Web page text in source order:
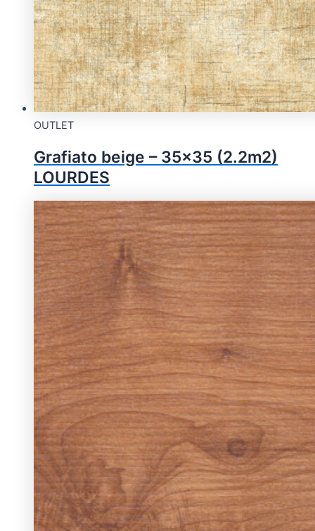
OUTLET
Grafiato beige – 35×35 (2.2m2)
LOURDES